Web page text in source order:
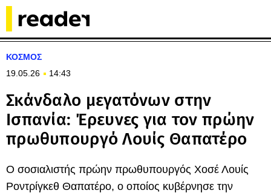
ΚΟΣΜΟΣ
19.05.26
14:43
Σκάνδαλο μεγατόνων στην
Ισπανία: Έρευνες για τον πρώην
πρωθυπουργό Λουίς Θαπατέρο
Ο σοσιαλιστής πρώην πρωθυπουργός Χοσέ Λουίς
Ροντρίγκεθ Θαπατέρο, ο οποίος κυβέρνησε την